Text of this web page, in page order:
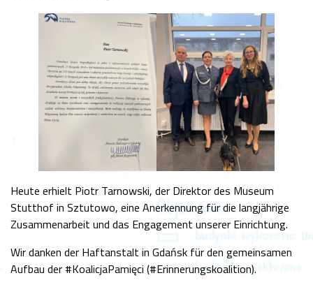
Heute erhielt Piotr Tarnowski, der Direktor des Museum
Stutthof in Sztutowo, eine Anerkennung für die langjährige
Zusammenarbeit und das Engagement unserer Einrichtung.
Wir danken der Haftanstalt in Gdańsk für den gemeinsamen
Aufbau der #KoalicjaPamięci (#Erinnerungskoalition).